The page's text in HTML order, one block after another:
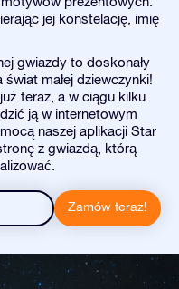
jej konstelację, imię
gwiazdy to doskonały
małej dziewczynki!
teraz, a w ciągu kilku
ją w internetowym
naszej aplikacji Star
z gwiazdą, którą
Zamów teraz!